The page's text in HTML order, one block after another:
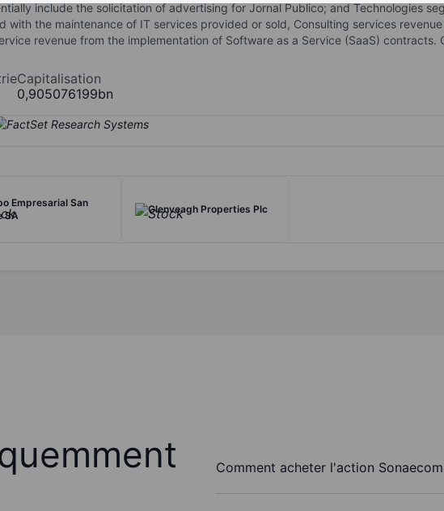
include the solicitation of advertising for Jornal Publico; and Technologies
with the maintenance of IT services provided or sold, Consulting services
revenue from the implementation of Software as a Service (SaaS) contracts.
Capitalisation
0,905076199bn
Empresarial San
SA
Glenveagh Properties Plc
Comment acheter l'action Sonaecom